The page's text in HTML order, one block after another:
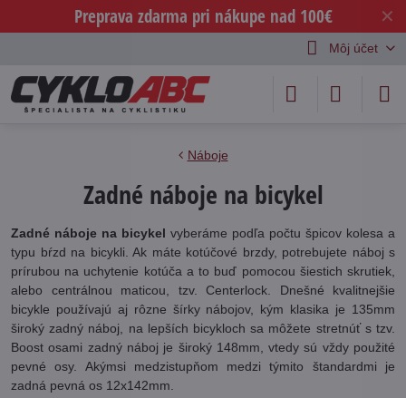
✕
Preprava zdarma pri nákupe nad 100€
Môj účet
Náboje
Zadné náboje na bicykel
Zadné náboje na bicykel vyberáme podľa počtu špicov kolesa a
typu bŕzd na bicykli. Ak máte kotúčové brzdy, potrebujete náboj s
prírubou na uchytenie kotúča a to buď pomocou šiestich skrutiek,
alebo centrálnou maticou, tzv. Centerlock. Dnešné kvalitnejšie
bicykle používajú aj rôzne šírky nábojov, kým klasika je 135mm
široký zadný náboj, na lepších bicykloch sa môžete stretnúť s tzv.
Boost osami zadný náboj je široký 148mm, vtedy sú vždy použité
pevné osy. Akýmsi medzistupňom medzi týmito štandardmi je
zadná pevná os 12x142mm.